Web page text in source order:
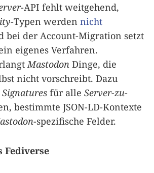
-API fehlt weitgehend,
-Typen werden nicht
bei der Account-Migration setzt
eigenes Verfahren.
Mastodon Dinge, die
nicht vorschreibt. Dazu
Signatures für alle Server-zu-
bestimmte JSON-LD-Kontexte
-spezifische Felder.
Fediverse